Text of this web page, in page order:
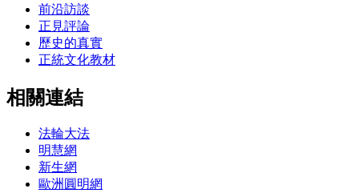
前沿訪談
正見評論
歷史的真實
正統文化教材
相關連結
法輪大法
明慧網
新生網
歐洲圓明網